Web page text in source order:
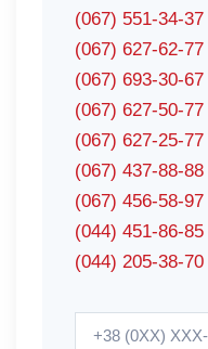
(067) 551-34-37
(067) 627-62-77
(067) 693-30-67
(067) 627-50-77
(067) 627-25-77
(067) 437-88-88
(067) 456-58-97
(044) 451-86-85
(044) 205-38-70